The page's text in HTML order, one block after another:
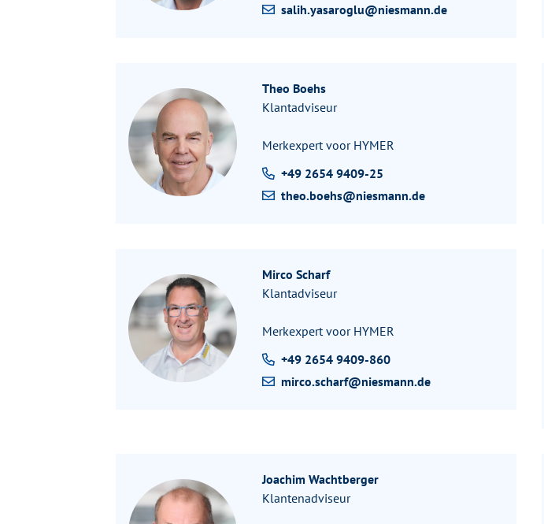
salih.yasaroglu@niesmann.de
Theo Boehs
Klantadviseur
Merkexpert voor HYMER
+49 2654 9409-25
theo.boehs@niesmann.de
Mirco Scharf
Klantadviseur
Merkexpert voor HYMER
+49 2654 9409-860
mirco.scharf@niesmann.de
Joachim Wachtberger
Klantenadviseur